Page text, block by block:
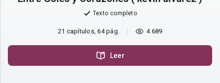
Texto completo
21 capítulos, 64 pág. 4 689
Leer